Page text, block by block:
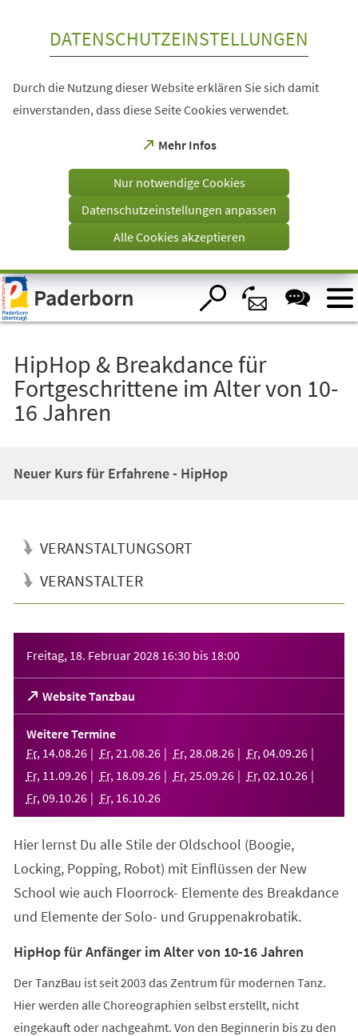
Visuelle
Assistenzsoftware
öffnen.
DATENSCHUTZEINSTELLUNGEN
Durch die Nutzung dieser Website erklären Sie sich damit
einverstanden, dass diese Seite Cookies verwendet.
Mehr Infos
(Öffnet
einem
Tab)
Nur notwendige Cookies
Datenschutzeinstellungen anpassen
Alle Cookies akzeptieren
Paderborn
HipHop & Breakdance für
Fortgeschrittene im Alter von 10-
16 Jahren
Neuer Kurs für Erfahrene - HipHop
VERANSTALTUNGSORT
VERANSTALTER
Freitag, 18. Februar 2028 16:30 bis 18:00
Website Tanzbau
(Öffnet
in
einem
neuen
Tab)
Weitere Termine
Fr, 14.08.26 Fr, 21 .08.26 Fr, 28.08.26 Fr, 04.09.26
Fr, 11 .09.26 Fr, 18.09.26 Fr, 25.09.26 Fr, 02.10.26
Fr, 09.10.26 Fr, 16.10.26
Hier lernst Du alle Stile der Oldschool (Boogie,
Locking, Popping, Robot) mit Einflüssen der New
School wie auch Floorrock- Elemente des Breakdance
und Elemente der Solo- und Gruppenakrobatik.
HipHop für Anfänger im Alter von 10-16 Jahren
Der TanzBau ist seit 2003 das Zentrum für modernen Tanz.
Hier werden alle Choreographien selbst erstellt, nicht
eingekauft oder nachgeahmt. Von den Beginnerin bis zu den